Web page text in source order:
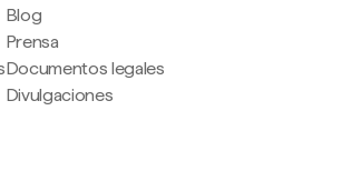
Blog
Prensa
Documentos legales
Divulgaciones